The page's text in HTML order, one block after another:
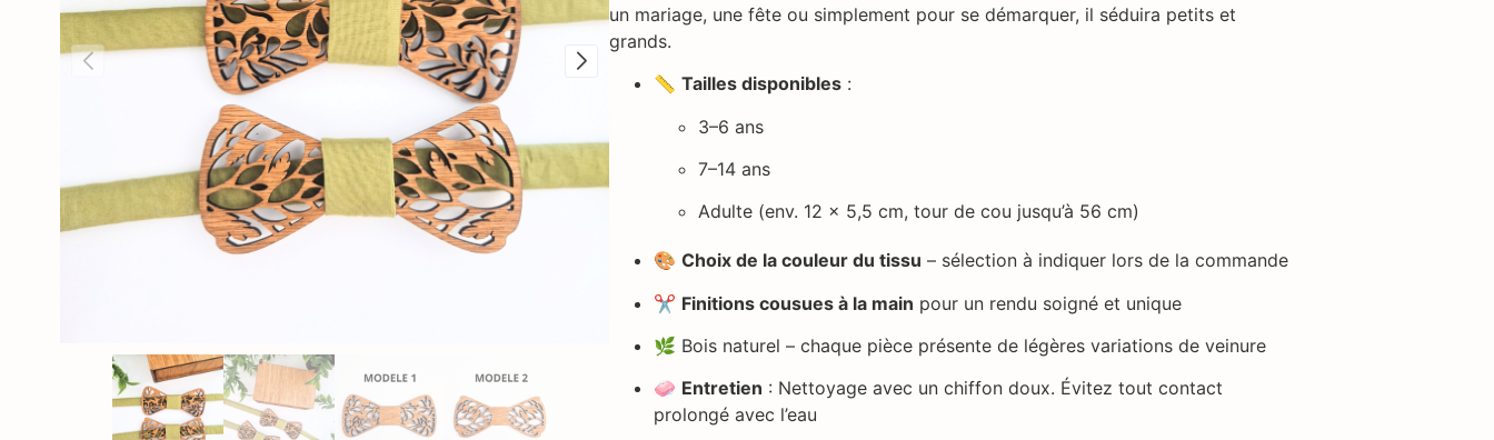
un mariage, une fête ou simplement pour se démarquer, il séduira petits et
grands.
📏Tailles disponibles :
3–6 ans
7–14 ans
Adulte (env. 12 x 5,5 cm, tour de cou jusqu’à 56 cm)
🎨Choix de la couleur du tissu – sélection à indiquer lors de la commande
✂️ Finitions cousues à la main pour un rendu soigné et unique
🌿 Bois naturel – chaque pièce présente de légères variations de veinure
🧼 Entretien : Nettoyage avec un chiffon doux. Évitez tout contact
prolongé avec l’eau